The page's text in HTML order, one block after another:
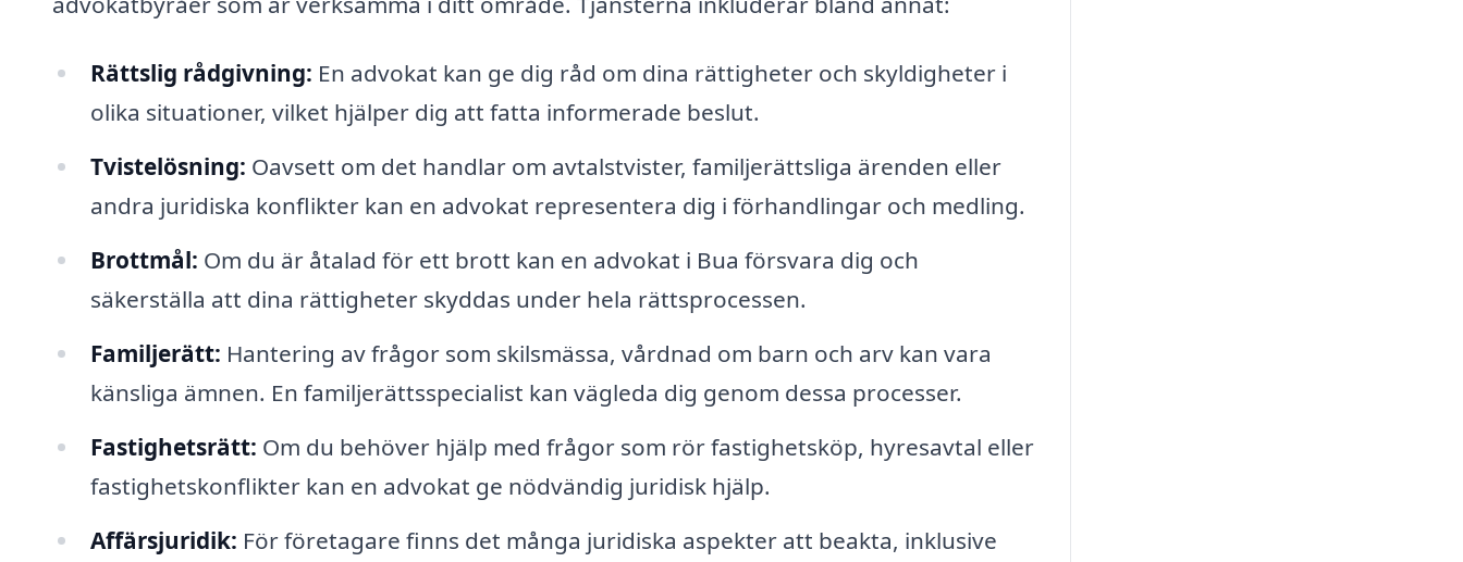
Rättslig rådgivning: En advokat kan ge dig råd om dina rättigheter och skyldigheter i
olika situationer, vilket hjälper dig att fatta informerade beslut.
Tvistelösning: Oavsett om det handlar om avtalstvister, familjerättsliga ärenden eller
andra juridiska konflikter kan en advokat representera dig i förhandlingar och medling.
Brottmål: Om du är åtalad för ett brott kan en advokat i Bua försvara dig och
säkerställa att dina rättigheter skyddas under hela rättsprocessen.
Familjerätt: Hantering av frågor som skilsmässa, vårdnad om barn och arv kan vara
känsliga ämnen. En familjerättsspecialist kan vägleda dig genom dessa processer.
Fastighetsrätt: Om du behöver hjälp med frågor som rör fastighetsköp, hyresavtal eller
fastighetskonflikter kan en advokat ge nödvändig juridisk hjälp.
Affärsjuridik: För företagare finns det många juridiska aspekter att beakta, inklusive